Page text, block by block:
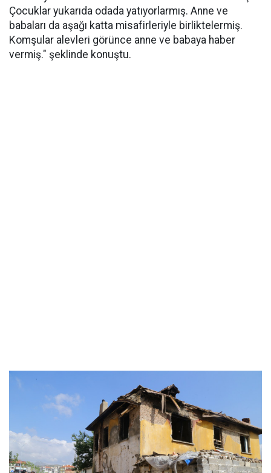
Çocuklar yukarıda odada yatıyorlarmış. Anne ve
babaları da aşağı katta misafirleriyle birliktelermiş.
Komşular alevleri görünce anne ve babaya haber
vermiş." şeklinde konuştu.